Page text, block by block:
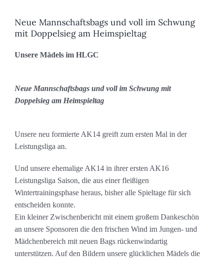
Neue Mannschaftsbags und voll im Schwung
mit Doppelsieg am Heimspieltag
Unsere Mädels im HLGC
Neue Mannschaftsbags und voll im Schwung mit
Doppelsieg am Heimspieltag
Unsere neu formierte AK14 greift zum ersten Mal in der
Leistungsliga an.
Und unsere ehemalige AK14 in ihrer ersten AK16
Leistungsliga Saison, die aus einer fleißigen
Wintertrainingsphase heraus, bisher alle Spieltage für sich
entscheiden konnte.
Ein kleiner Zwischenbericht mit einem großem Dankeschön
an unsere Sponsoren die den frischen Wind im Jungen- und
Mädchenbereich mit neuen Bags rückenwindartig
unterstützen. Auf den Bildern unsere glücklichen Mädels die